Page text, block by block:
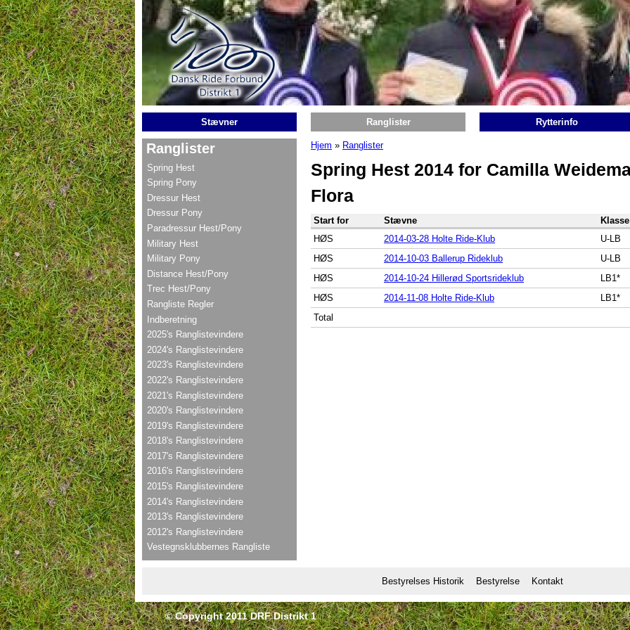
Gå til hovedindhold
Stævner Ranglister Rytterinfo
Du er her
Hjem » Ranglister
Spring Hest 2014 for Camilla
Flora
Start for Stævne
Klasse
HØS
2014-03-28 Holte Ride-Klub
U-LB
HØS
2014-10-03 Ballerup Rideklub
U-LB
HØS
2014-10-24 Hillerød Sportsrideklub
LB1*
HØS
2014-11-08 Holte Ride-Klub
LB1*
Total
Ranglister
Spring Hest
Spring Pony
Dressur Hest
Dressur Pony
Paradressur Hest/Pony
Military Hest
Military Pony
Distance Hest/Pony
Trec Hest/Pony
Rangliste Regler
Indberetning
2025's Ranglistevindere
2024's Ranglistevindere
2023's Ranglistevindere
2022's Ranglistevindere
2021's Ranglistevindere
2020's Ranglistevindere
2019's Ranglistevindere
2018's Ranglistevindere
2017's Ranglistevindere
2016's Ranglistevindere
2015's Ranglistevindere
2014's Ranglistevindere
2013's Ranglistevindere
2012's Ranglistevindere
Vestegnsklubbernes Rangliste
Bestyrelses Historik Bestyrelse Kontakt
© Copyright 2011 DRF Distrikt 1